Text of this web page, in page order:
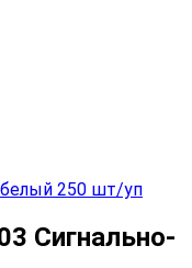
белый 250 шт/уп
Сигнально-